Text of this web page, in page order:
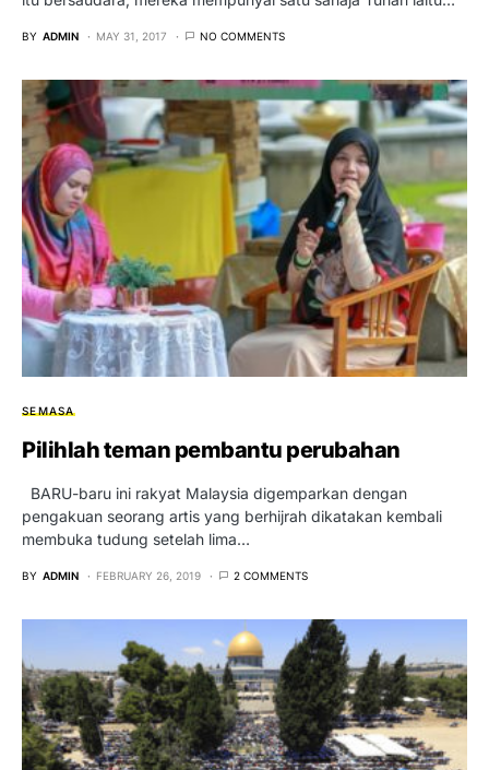
BY ADMIN MAY 31, 2017 NO COMMENTS
SEMASA
Pilihlah teman pembantu perubahan
BARU-baru ini rakyat Malaysia digemparkan dengan
pengakuan seorang artis yang berhijrah dikatakan kembali
membuka tudung setelah lima…
BY ADMIN FEBRUARY 26, 2019 2 COMMENTS